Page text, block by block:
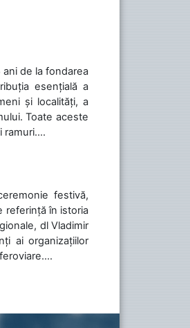
de la fondarea
esențială a
și localități, a
Toate aceste
ramuri....
festivă,
referință în istoria
dl Vladimir
ai organizațiilor